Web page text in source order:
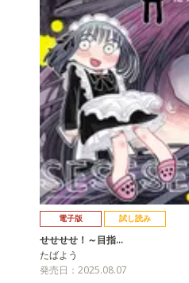
電子版 試し読み
せせせせ！～目指…
たばよう
発売日：2025.08.07